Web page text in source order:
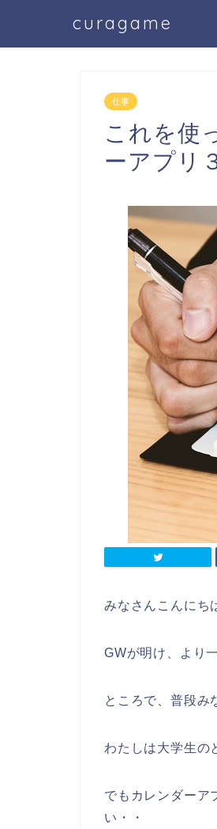
curagame
仕事
これを使
ーアプリ
みなさんこんにち
GWが明け、より
ところで、普段み
わたしは大学生の
でもカレンダーア
い・・